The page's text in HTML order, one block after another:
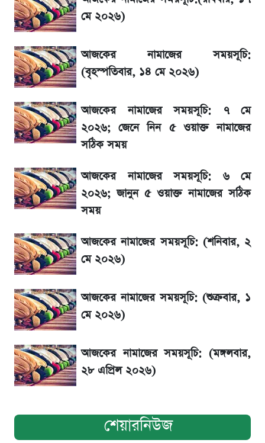
১৮০ দিনের মূল্যায়ন শেষে মন্ত্রিসভায় পরিবর্তন
রবির বড় সাফল্য! আয় কম বাড়লেও রেকর্ড মুনাফা ও
গ্রাহক বৃদ্ধি
পুরোনোটি ২৪ বছর ধরে নিষ্ক্রিয়
টিভিতে আজকের খেলা (৭ আগস্ট)
SSC Result 2026: যে ৩ উপায়ে জানা যাবে
ফল
সৌদিতে বাংলাদেশিদের আকামা নবায়নে বদলে গেল
নিয়ম
মে ২০২৬)
আজকের নামাজের সময়সূচি:
(বৃহস্পতিবার, ১৪ মে ২০২৬)
আজকের নামাজের সময়সূচি: ৭ মে
২০২৬; জেনে নিন ৫ ওয়াক্ত নামাজের
সঠিক সময়
আজকের নামাজের সময়সূচি: ৬ মে
২০২৬; জানুন ৫ ওয়াক্ত নামাজের সঠিক
সময়
আজকের নামাজের সময়সূচি: (শনিবার, ২
মে ২০২৬)
আজকের নামাজের সময়সূচি: (শুক্রবার, ১
মে ২০২৬)
আজকের নামাজের সময়সূচি: (মঙ্গলবার,
২৮ এপ্রিল ২০২৬)
শেয়ারনিউজ